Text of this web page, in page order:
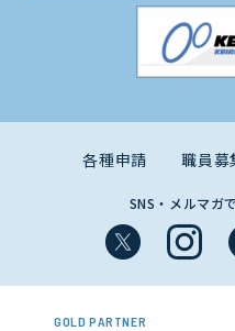
各種申請 職員募
SNS・メルマガ
GOLD PARTNER